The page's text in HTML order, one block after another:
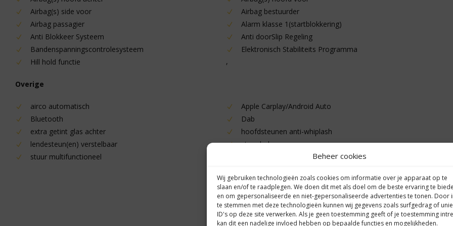
Beheer cookies
Wij gebruiken technologieën zoals cookies om informatie over je apparaat op te
slaan en/of te raadplegen. We doen dit met als doel om de beste ervaring te
en om gepersonaliseerde en niet-gepersonaliseerde advertenties te tonen. Door
te stemmen met deze technologieën kunnen wij gegevens zoals surfgedrag of
ID's op deze site verwerken. Als je geen toestemming geeft of je toestemming
kan dit een nadelige invloed hebben op bepaalde functies en mogelijkheden.
Airbag(s) side voor
Airbag bestuurder
Airbag passagier
Alarm klasse 1(startblokkering)
Anti Blokkeer Systeem
Anti doorSlip Regeling
Bandenspanningscontrolesysteem
Elektronisch Stabiliteits Programma
Hill hold functie
Overige
airco automatisch
Apple Carplay/Android Auto
Bluetooth
Dab
extra getint glas achter
hoofdsteunen anti-whiplash
lendesteun(en) verstelbaar
stuur leder
stuur multifunctioneel
,